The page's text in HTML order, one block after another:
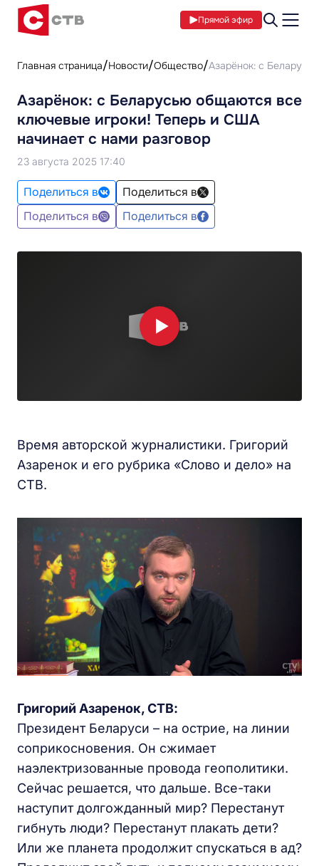
Прямой эфир
Главная страница Новости Общество Азарёнок: с
Азарёнок: с Беларусью общаются все
ключевые игроки! Теперь и США
начинает с нами разговор
23 августа 2025 17:40
Поделиться в
Поделиться в
Поделиться в
Поделиться в
Время авторской журналистики. Григорий
Азаренок и его рубрика «Слово и дело» на
СТВ.
Григорий Азаренок, СТВ:
Президент Беларуси – на острие, на линии
соприкосновения. Он сжимает
наэлектризованные провода геополитики.
Сейчас решается, что дальше. Все-таки
наступит долгожданный мир? Перестанут
гибнуть люди? Перестанут плакать дети?
Или же планета продолжит спускаться в ад?